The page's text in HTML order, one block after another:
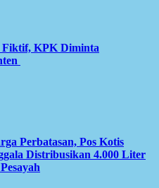
Fiktif, KPK Diminta
Perbatasan, Pos Kotis
Distribusikan 4.000 Liter